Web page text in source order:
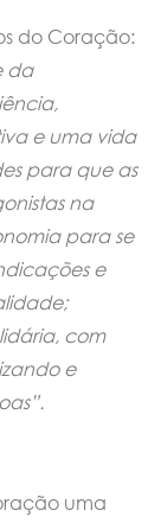
do Coração:
da
e uma vida
para que as
na
para se
e
com
e
uma